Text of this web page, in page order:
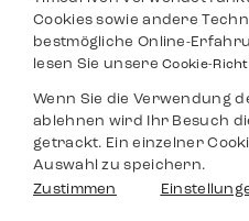
Cookies sowie andere
bestmögliche Online-
lesen Sie unsereCookie-
Wenn Sie die Verwendung
ablehnen wird Ihr Besuch
getrackt. Ein einzelner
Auswahl zu speichern.
Zustimmen